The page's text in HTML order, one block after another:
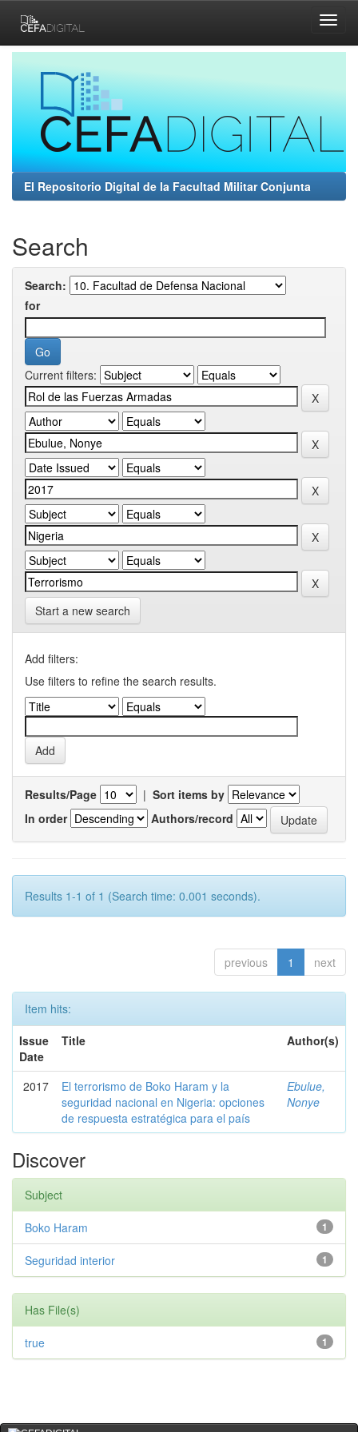
navigation
El Repositorio Digital de la Facultad Militar Conjunta
Search
Search:
for
Current filters:
Start a new search
Add filters:
Use filters to refine the search results.
Results/Page | Sort items by
In order
Authors/record
Results 1-1 of 1 (Search time: 0.001 seconds).
previous 1 next
Item hits:
Issue
Date
Title Author(s)
2017
El terrorismo de Boko Haram y la
seguridad nacional en Nigeria: opciones
de respuesta estratégica para el país
Ebulue,
Nonye
Discover
Subject
1
Boko Haram
1
Seguridad interior
Has File(s)
1
true